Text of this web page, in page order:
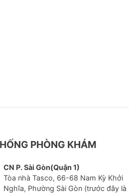
PHÒNG KHÁM
CN P. Sài Gòn(Quận 1)
Tòa nhà Tasco, 66-68 Nam Kỳ Khởi
Nghĩa, Phường Sài Gòn (trước đây là